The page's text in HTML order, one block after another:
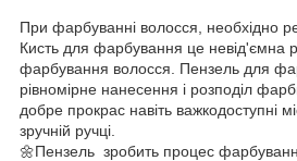
При фарбуванні волосся, необхідно
Кисть для фарбування це невід'ємна
фарбування волосся. Пензель для
рівномірне нанесення і розподіл
добре прокрас навіть важкодоступні
зручній ручці.
🌼Пензель зробить процес